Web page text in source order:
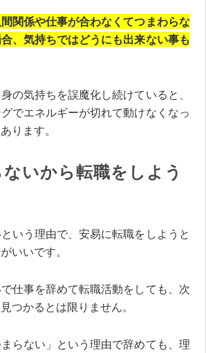
関係や仕事が合わなくてつまわらな
、気持ちではどうにも出来ない事も
の気持ちを誤魔化し続けていると、
でエネルギーが切れて動けなくなっ
ります。
いから転職をしよう
いう理由で、安易に転職をしようと
いいです。
仕事を辞めて転職活動をしても、次
つかるとは限りません。
らない」という理由で辞めても、理